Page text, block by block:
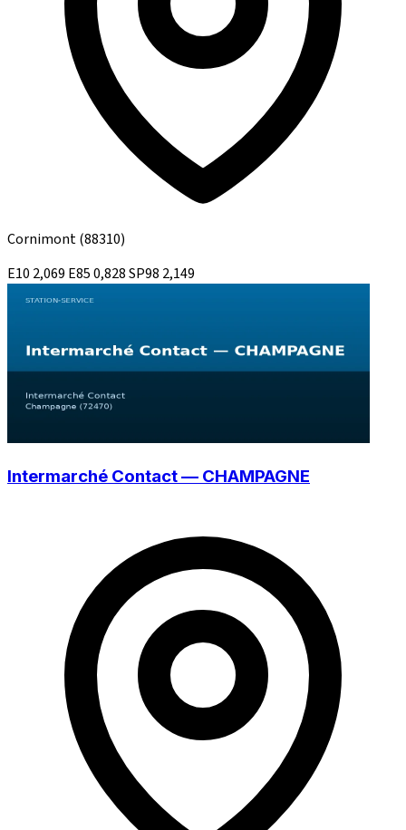
Cornimont(88310)
E10 2,069 E850,828SP98 2,149
Intermarché Contact — CHAMPAGNE